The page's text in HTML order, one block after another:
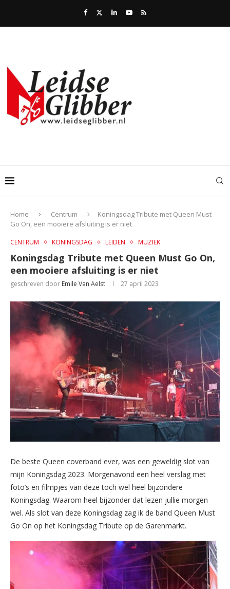
Home Centrum
Koningsdag Tribute met Queen Must
Go On, een mooiere afsluiting is er niet
CENTRUM KONINGSDAG LEIDEN MUZIEK
Koningsdag Tribute met Queen Must Go On,
een mooiere afsluiting is er niet
geschreven door Emile Van Aelst 27 april 2023
De beste Queen coverband ever, was een geweldig slot van
mijn Koningsdag 2023. Morgenavond een heel verslag met
foto’s en filmpjes van deze toch wel heel bijzondere
Koningsdag. Waarom heel bijzonder dat lezen jullie morgen
wel. Als slot van deze Koningsdag zag ik de band Queen Must
Go On op het Koningsdag Tribute op de Garenmarkt.